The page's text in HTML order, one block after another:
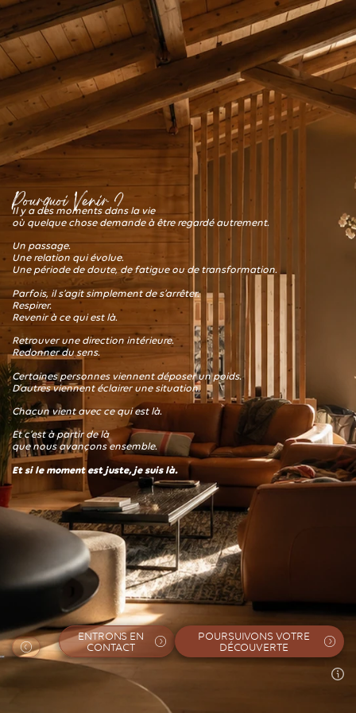
Pourquoi Venir ?
Il y a des moments dans la vie
où quelque chose demande à être regardé autrement.
Un passage.
Une relation qui évolue.
Une période de doute, de fatigue ou de transformation.
Parfois, il s’agit simplement de s’arrêter.
Respirer.
Revenir à ce qui est là.
Retrouver une direction intérieure.
Redonner du sens.
Certaines personnes viennent déposer un poids.
D’autres viennent éclairer une situation.
Chacun vient avec ce qui est là.
Et c’est à partir de là
que nous avançons ensemble.
Et si le moment est juste, je suis là.
ENTRONS EN
CONTACT
POURSUIVONS VOTRE
DÉCOUVERTE